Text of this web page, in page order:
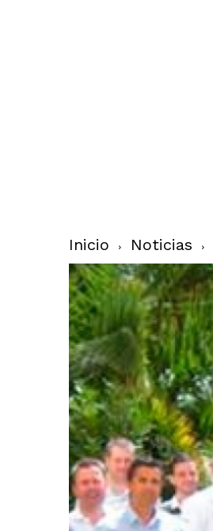
Inicio Noticias